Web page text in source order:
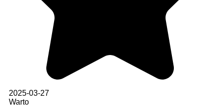
2025-03-27
Warto